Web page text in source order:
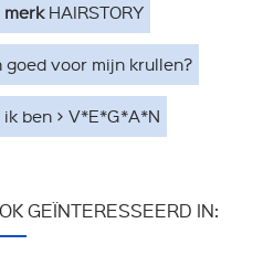
merkHAIRSTORY
voor mijn krullen?
ik ben > V*E*G*A*N
GEÏNTERESSEERD IN: